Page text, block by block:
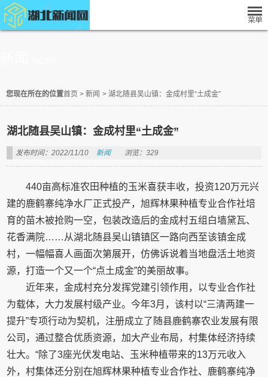
您现在所在的位置首页 > 新闻 > 湖北随县吴山镇：金成村里“土成金”
湖北随县吴山镇：金成村里“土成金”
发布时间：2022/11/10 新闻 浏览：329
440亩高标准农田种植的玉米喜获丰收，投资120万元兴
建的鹿鹤寨纯净水厂正式投产，旭辉林果种植专业合作社培
育的苗木被抢购一空，包装改造后的金成村五组白墙黛瓦、
花香满院……从湖北随县吴山镇镇区一路向西至该镇金成
村，一幅幅喜人画面次第展开，仿佛诉说着当地盘活土地资
源，打造一个又一个“点土成金”的美丽故事。
近年来，金成村充分发挥党建引领作用，以专业合作社
为载体，大力发展村级产业。今年3月，该村以“三清两建一
提升”专项行动为契机，注册成立了随县鹿鹤寨农业发展有限
公司，通过整合优质资源，加大产业布局，村集体经济持续
壮大。“除了3座光伏发电站、玉米种植带来的13万元收入
外，村集体还分别在旭辉林果种植专业合作社、鹿鹤寨纯净